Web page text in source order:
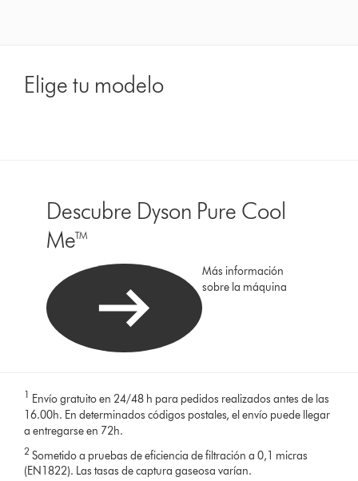
Elige tu modelo
Descubre Dyson Pure Cool
Me™
Más información
sobre la máquina
1 Envío gratuito en 24/48 h para pedidos realizados antes de las
16.00h. En determinados códigos postales, el envío puede llegar
a entregarse en 72h.
2 Sometido a pruebas de eficiencia de filtración a 0,1 micras
(EN1822). Las tasas de captura gaseosa varían.